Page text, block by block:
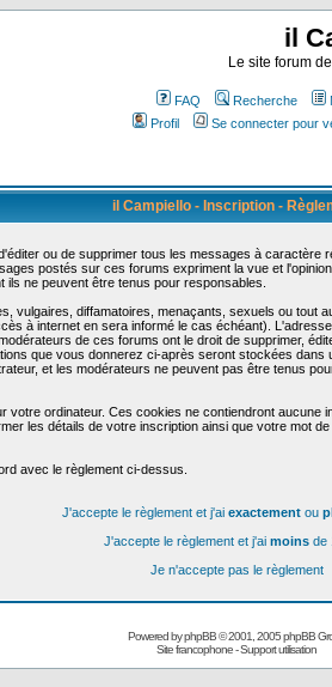
il
Le site forum
FAQ Recherche
Profil
Se connecter pour
il Campiello - Inscription -
ou de supprimer tous les messages à caractère
postés sur ces forums expriment la vue et
ne peuvent être tenus pour responsables.
vulgaires, diffamatoires, menaçants, sexuels ou tout
à internet en sera informé le cas échéant).
de ces forums ont le droit de supprimer,
que vous donnerez ci-après seront stockées
et les modérateurs ne peuvent pas être tenus
ordinateur. Ces cookies ne contiendront
les détails de votre inscription ainsi que votre mot
avec le règlement ci-dessus.
J'accepte le règlement et j'ai exactement ou
J'accepte le règlement et j'ai moinsde
Je n'accepte pas le règlement
Powered byphpBB© 2001, 2005 phpBB
Site francophone-Support utilisation